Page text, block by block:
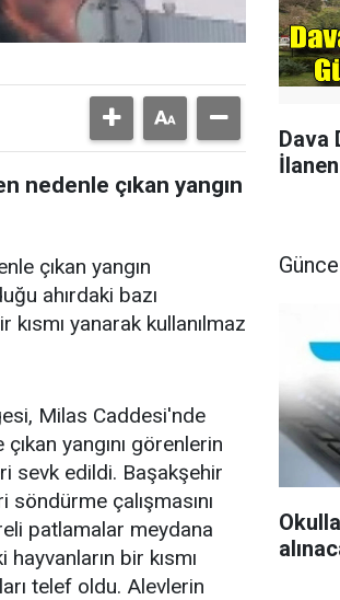
nedenle çıkan yangın
çıkan yangın
ahırdaki bazı
yanarak kullanılmaz
Milas Caddesi'nde
yangını görenlerin
sevk edildi. Başakşehir
çalışmasını
patlamalar meydana
bir kısmı
telef oldu. Alevlerin
Dava